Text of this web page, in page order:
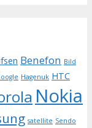
Benefon Bild
Hagenuk HTC
Nokia
satellite Sendo